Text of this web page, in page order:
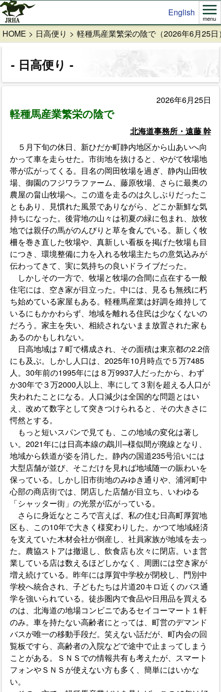
English
menu
HOME 日高便り 軽種馬産業繁栄の陰で（2026年6月25日
日高便り
2026年6月25日
軽種馬産業繁栄の陰で
北海道事務所・遠藤 幹
５月下旬の休日、新ひだか町静内地区から山あいへ向
かって車を走らせた。市街地を抜けると、やがて牧場地
帯が広がってくる。目名の岡田牧場を過ぎ、静内山田牧
場、御園のフジワラファーム、藤原牧場、さらに最奥の
農屋の畠山牧場へ。この道を走るのは久しぶりだったこ
ともあり、見慣れた風景でありながら、どこか新鮮な気
持ちになった。後背地の山々は初夏の緑に包まれ、放牧
地では親仔の馬がのんびりと草を食んでいる。新しく牧
柵を巻き直した牧場や、真新しい看板を掲げた牧場も目
につき、環境整備に力を入れる牧場主たちの意気込みが
伝わってきて、実に気持ちの良いドライブだった。
しかしその一方で、牧場と牧場の合間に点在する一般
住宅には、空き家が目立った。中には、見るも無残に朽
ち始めている家屋もある。軽種馬産業は好調を維持して
いるにもかかわらず、地域を離れる住民は少なくないの
だろう。家主を失い、相続されないまま放置された家も
あるのかもしれない。
日高地域は７町で構成され、その面積は東京都の2.2倍
にも及ぶ。しかし人口は、2025年10月時点で５万7485
人。30年前の1995年には８万9937人だったから、わず
か30年で３万2000人以上、率にして３割を超える人口が
失われたことになる。人口減少は全国的な問題とはい
え、改めて数字として突きつけられると、その大きさに
愕然とする。
もっと短いスパンで見ても、この地域の変化は著し
い。2021年には日高本線の鵡川─様似間が廃線となり、
地域から鉄道が姿を消した。静内の国道235号沿いには
大型店舗が並び、そこだけを見れば地域随一の賑わいを
保っている。しかし旧市街地のみゆき通りや、浦河町中
心部の商店街では、閉店した店舗が目立ち、いわゆる
「シャッター街」の光景が広がっている。
さらに身近なところで言えば、私の住む日高町厚賀地
区も、この10年で大きく様変わりした。かつて地域経済
を支えていた木材会社が倒産し、社員家族が地域を去っ
た。農協ストアは撤退し、飲食店も次々に閉店。いま営
業している店は数えるほどしかなく、周囲には空き家が
増え続けている。昨年には厚賀中学校が閉校し、門別中
学校へ統合され、子どもたちは片道20キロ近くのバス通
学を強いられている。徒歩圏内で食品や日用品を買える
のは、北海道の地場コンビニであるセイコーマート１軒
のみ。車を持たない高齢者にとっては、町営のデマンド
バスが唯一の移動手段だ。笑えない話だが、町内会の回
覧板ですら、高齢者の入院などで途中で止まってしまう
ことがある。ＳＮＳでの情報共有も考えたが、スマート
フォンやＳＮＳが使えない方も多く、簡単にはいかな
い。